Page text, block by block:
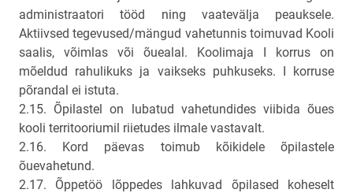
administraatori tööd ning vaatevälja peauksele.
Aktiivsed tegevused/mängud vahetunnis toimuvad Kooli
saalis, võimlas või õuealal. Koolimaja I korrus on
mõeldud rahulikuks ja vaikseks puhkuseks. I korruse
põrandal ei istuta.
2.15. Õpilastel on lubatud vahetundides viibida õues
kooli territooriumil riietudes ilmale vastavalt.
2.16. Kord päevas toimub kõikidele õpilastele
õuevahetund.
2.17. Õppetöö lõppedes lahkuvad õpilased koheselt